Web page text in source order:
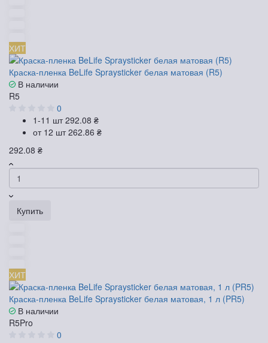
ХИТ
Краска-пленка BeLife Spraysticker белая матовая (R5)
В наличии
R5
0
1-11 шт292.08 ₴
от 12 шт262.86 ₴
292.08 ₴
Купить
ХИТ
Краска-пленка BeLife Spraysticker белая матовая, 1 л (PR5)
В наличии
R5Pro
0